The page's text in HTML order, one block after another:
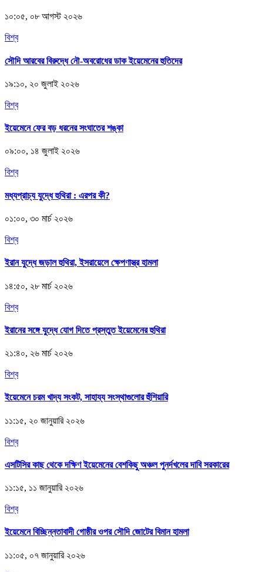
১০:০৫, ০৮ আগস্ট ২০২৬
বিশ্ব
সৌদি আরবের বিরুদ্ধে নৌ-অবরোধের ডাক ইয়েমেনের হুতিদের
১৯:১০, ২০ জুলাই ২০২৬
বিশ্ব
ইয়েমেনে ফের বড় ধরনের সংঘাতের শঙ্কা
০৯:০০, ১৪ জুলাই ২০২৬
বিশ্ব
মধ্যপ্রাচ্য যুদ্ধে হুথিরা : এরপর কী?
০১:০০, ৩০ মার্চ ২০২৬
বিশ্ব
ইরান যুদ্ধে জড়াল হুথিরা, ইসরায়েলে ক্ষেপণাস্ত্র হামলা
১৪:৫০, ২৮ মার্চ ২০২৬
বিশ্ব
ইরানের সঙ্গে যুদ্ধে যোগ দিতে প্রস্তুত ইয়েমেনের হুথিরা
২১:৪০, ২৬ মার্চ ২০২৬
বিশ্ব
ইয়েমেনে চরম খাদ্য সংকট, সাহায্য সংস্থাগুলোর হুঁশিয়ারি
১১:১৫, ২০ জানুয়ারি ২০২৬
বিশ্ব
এসটিসির কাছ থেকে দক্ষিণ ইয়েমেনের বেশকিছু অঞ্চল পুনর্দখলের দাবি সরকারের
১১:১৫, ১১ জানুয়ারি ২০২৬
বিশ্ব
ইয়েমেনে বিচ্ছিন্নতাবাদী গোষ্ঠীর ওপর সৌদি জোটের বিমান হামলা
১১:০৫, ০৭ জানুয়ারি ২০২৬